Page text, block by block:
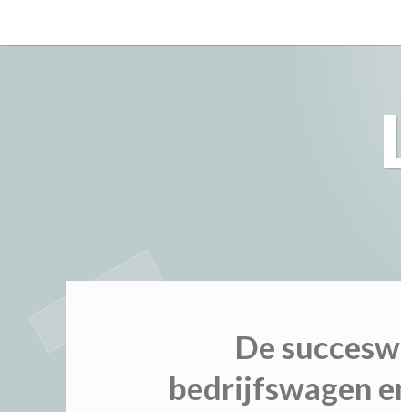
to
De
bedrijfswagen